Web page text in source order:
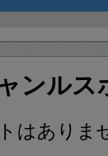
ンルス
はありま